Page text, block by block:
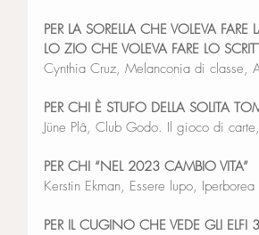
PER LA SORELLA CHE VOLEVA
LO ZIO CHE VOLEVA FARE LO
Cynthia Cruz, Melanconia di classe,
PER CHI È STUFO DELLA SOLITA
Jüne Plâ, Club Godo. Il gioco di
PER CHI “NEL 2023 CAMBIO VITA”
Kerstin Ekman, Essere lupo, Iperborea
PER IL CUGINO CHE VEDE GLI